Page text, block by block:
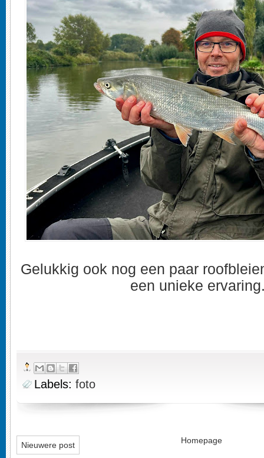
Gelukkig ook nog een paar
een unieke
Labels: foto
Nieuwere post Homepage